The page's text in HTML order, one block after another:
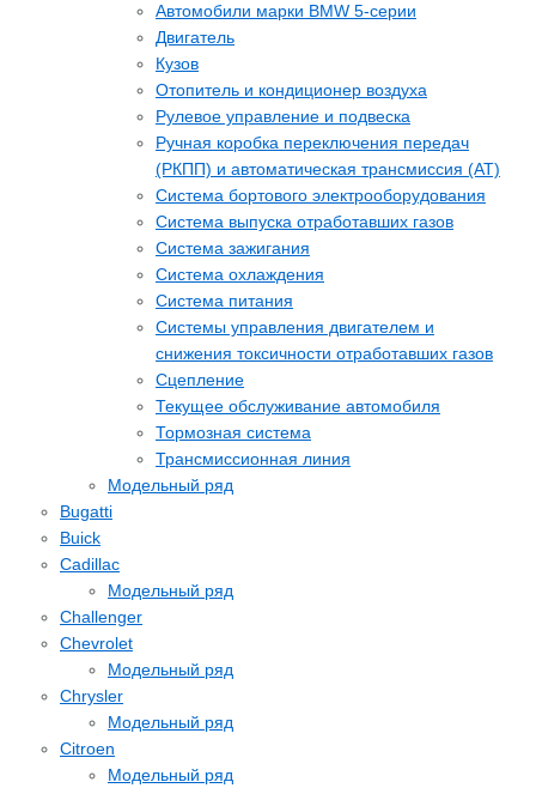
Автомобили марки BMW 5-серии
Двигатель
Кузов
Отопитель и кондиционер воздуха
Рулевое управление и подвеска
Ручная коробка переключения передач
(РКПП) и автоматическая трансмиссия (АТ)
Система бортового электрооборудования
Система выпуска отработавших газов
Система зажигания
Система охлаждения
Система питания
Системы управления двигателем и
снижения токсичности отработавших газов
Сцепление
Текущее обслуживание автомобиля
Тормозная система
Трансмиссионная линия
Модельный ряд
Bugatti
Buick
Cadillac
Модельный ряд
Challenger
Chevrolet
Модельный ряд
Chrysler
Модельный ряд
Citroen
Модельный ряд